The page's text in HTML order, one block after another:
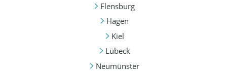
Flensburg
Hagen
Kiel
Lübeck
Neumünster